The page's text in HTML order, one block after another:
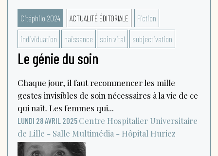
Citéphilo 2024 ACTUALITÉ ÉDITORIALE Fiction
individuation naissance soin vital subjectivation
Le génie du soin
Chaque jour, il faut recommencer les mille
gestes invisibles de soin nécessaires à la vie de ce
qui naît. Les femmes qui...
LUNDI 28 AVRIL 2025 Centre Hospitalier Universitaire
de Lille - Salle Multimédia - Hôpital Huriez